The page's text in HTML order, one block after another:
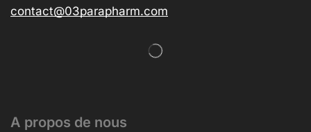
contact@03parapharm.com
A propos de nous